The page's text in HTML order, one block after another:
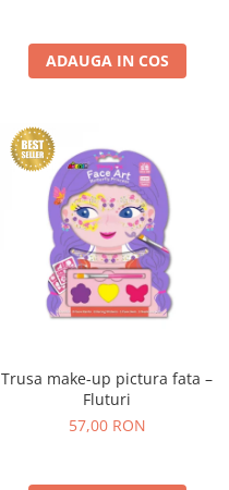
ADAUGA IN COS
Trusa make-up pictura fata –
Fluturi
57,00 RON